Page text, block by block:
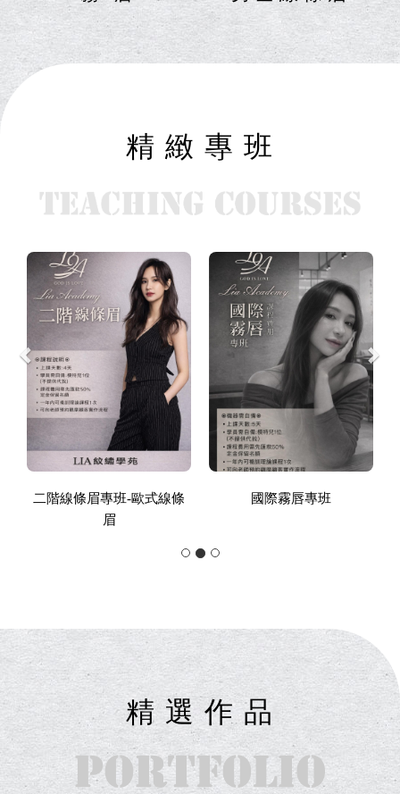
精 緻 專 班
唇色修飾均勻課程 國際證照班
精 選 作 品